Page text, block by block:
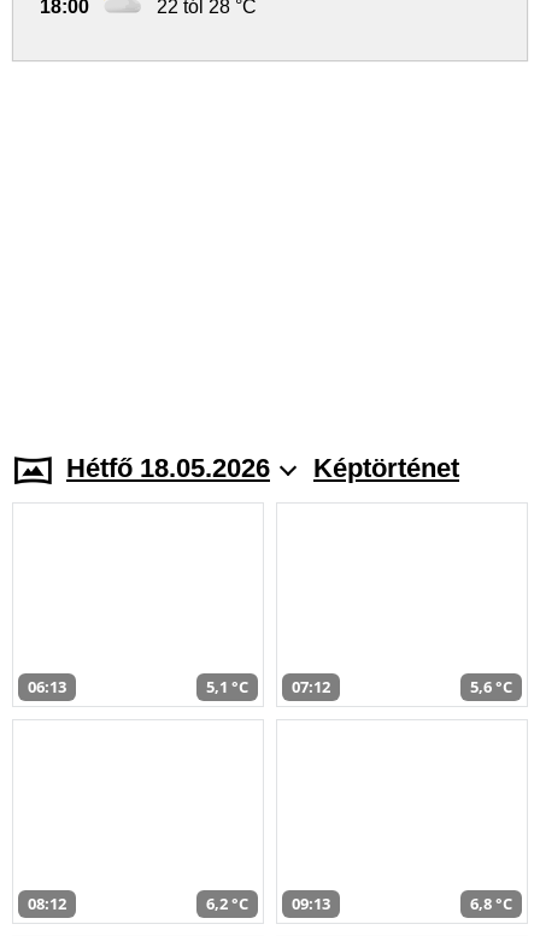
18:00 22 tól 28 °C
Hétfő 18.05.2026 Képtörténet
06:13 5,1 °C 07:12 5,6 °C
08:12 6,2 °C 09:13 6,8 °C